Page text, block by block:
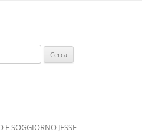
SOGGIORNO JESSE